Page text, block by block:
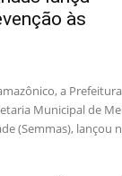
às
a
Municipal de
(Semmas), lançou